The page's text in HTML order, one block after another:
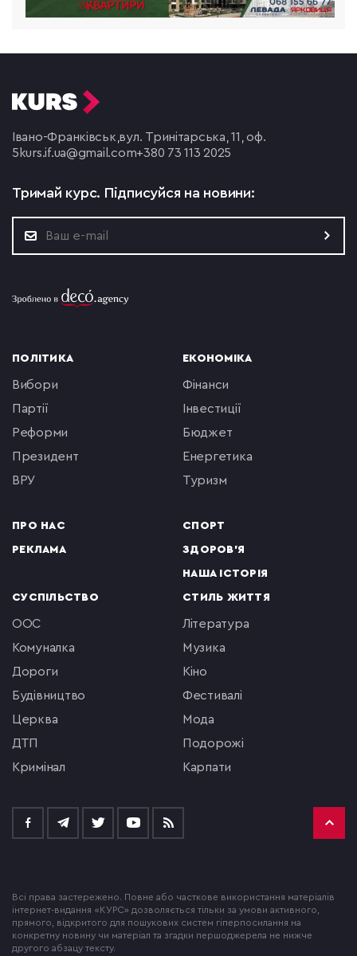
Івано-Франківськ, вул. Тринітарська, 11, оф.
5 kurs.if.ua@gmail.com+380 73 113 2025
Тримай курс. Підписуйся на новини:
ПОЛІТИКА
вибори
партії
реформи
президент
ВРУ
ПРО НАС
РЕКЛАМА
ЕКОНОМІКА
фінанси
інвестиції
бюджет
енергетика
туризм
СПОРТ
ЗДОРОВ'Я
НАША ІСТОРІЯ
СУСПІЛЬСТВО
ООС
комуналка
Дороги
будівництво
церква
ДТП
кримінал
СТИЛЬ ЖИТТЯ
література
музика
кіно
фестивалі
мода
подорожі
Карпати
Всі права застережено. Повне або часткове використання матеріалів
інтернет-видання «КУРС» дозволяється тільки за умови активного,
прямого, відкритого для пошукових систем гіперпосилання на
конкретну новину чи матеріал та згадки першоджерела не нижче
другого абзацу тексту.